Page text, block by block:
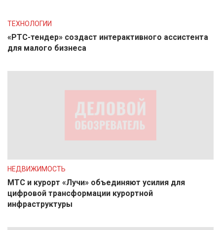
ТЕХНОЛОГИИ
«РТС-тендер» создаст интерактивного ассистента
для малого бизнеса
НЕДВИЖИМОСТЬ
МТС и курорт «Лучи» объединяют усилия для
цифровой трансформации курортной
инфраструктуры